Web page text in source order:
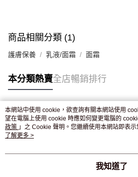
付款後門市自取，訂單確認後2-4個工作天
商品相關分類 (1)
護膚保養 乳液/面霜 面霜
本分類熱賣全店暢銷排行
熱門標籤
熱銷排行
本網站中使用 cookie，欲查詢有關本網站使用
望在電腦上使用 cookie 時應如何變更電腦的
政策 」之 Cookie 聲明。您繼續使用本網站即表
條款之 Cookie 聲明使用 cookie。
了解更多 >
我知道了